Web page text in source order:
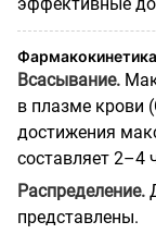
Фармакокинетика
Всасывание.
в плазме крови
достижения
составляет 2–4
Распределение.
представлены.